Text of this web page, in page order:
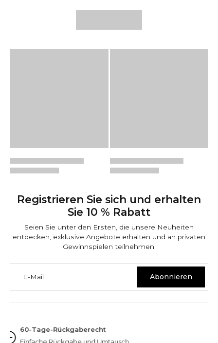
Registrieren Sie sich und erhalten
Sie 10 % Rabatt
Seien Sie unter den Ersten, die unsere Neuheiten
entdecken, exklusive Angebote erhalten und an privaten
Gewinnspielen teilnehmen.
E-Mail Abonnieren
Hervorragend bewertet
Über 3.000 Bewertungen